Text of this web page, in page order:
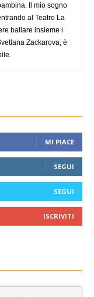
Il mio sogno
al Teatro La
ballare insieme i
Zackarova, è
MI PIACE
SEGUI
SEGUI
ISCRIVITI